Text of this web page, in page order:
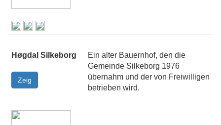
Høgdal Silkeborg
Ein alter Bauernhof, den die
Gemeinde Silkeborg 1976
übernahm und der von Freiwilligen
betrieben wird.